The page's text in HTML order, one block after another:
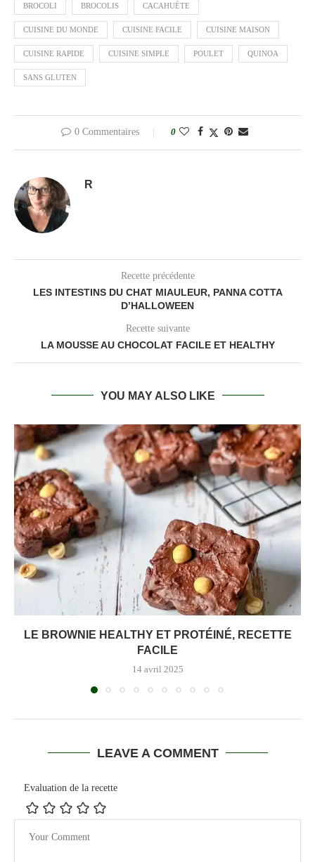
BROCOLI BROCOLIS CACAHUÈTE
CUISINE DU MONDE CUISINE FACILE CUISINE MAISON
CUISINE RAPIDE CUISINE SIMPLE POULET QUINOA
SANS GLUTEN
0 Commentaires 0
R
Recette précédente
LES INTESTINS DU CHAT MIAULEUR, PANNA COTTA
D’HALLOWEEN
Recette suivante
LA MOUSSE AU CHOCOLAT FACILE ET HEALTHY
YOU MAY ALSO LIKE
LE BROWNIE HEALTHY ET PROTÉINÉ, RECETTE
FACILE
14 avril 2025
LEAVE A COMMENT
Evaluation de la recette